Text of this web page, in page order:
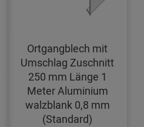
Ortgangblech mit
Umschlag Zuschnitt
250 mm Länge 1
Meter Aluminium
walzblank 0,8 mm
(Standard)